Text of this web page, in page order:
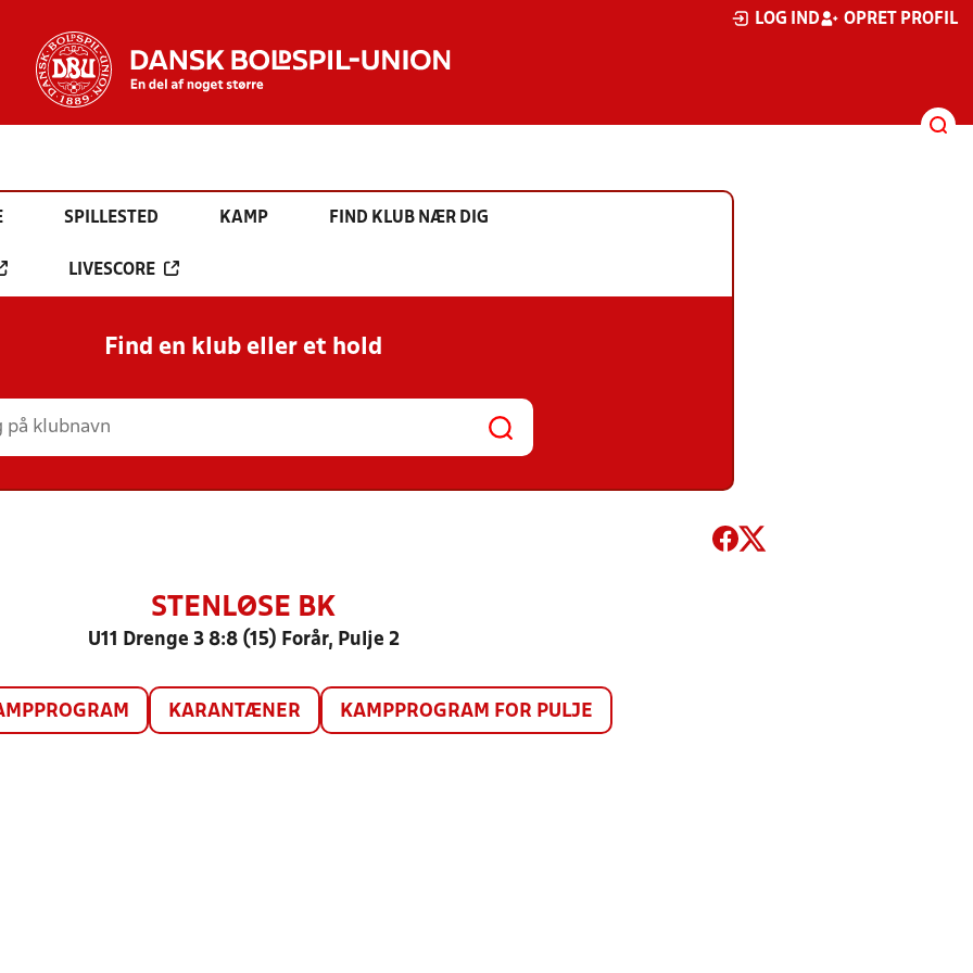
LOG IND OPRET PROFIL
SPILLESTED KAMP FIND KLUB NÆR DIG
LIVESCORE
Find en klub eller et hold
STENLØSE BK
U11 Drenge 3 8:8 (15) Forår, Pulje 2
KARANTÆNER KAMPPROGRAM FOR PULJE